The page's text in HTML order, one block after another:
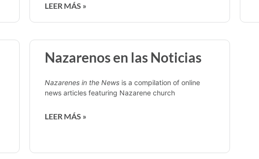
LEER MÁS »
Nazarenos en las Noticias
Nazarenes in the News is a compilation of online
news articles featuring Nazarene church
LEER MÁS »